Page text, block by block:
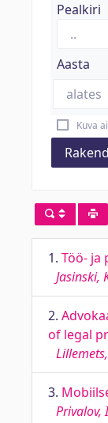
Pealkiri
Aasta
Kuva
1. Töö- ja
Jasinski,
2.
of legal
3.
Privalov,